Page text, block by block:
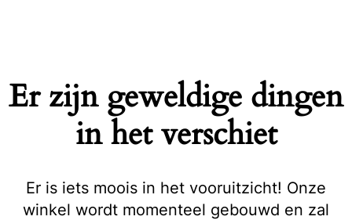
Er zijn geweldige dingen
in het verschiet
Er is iets moois in het vooruitzicht! Onze
winkel wordt momenteel gebouwd en zal